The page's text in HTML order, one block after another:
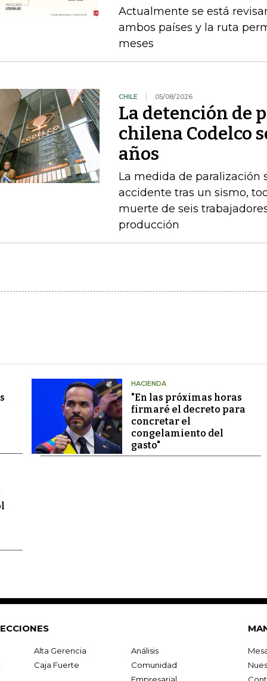
Actualmente se está
ambos países y la ruta
meses
CHILE 05/08/2026
La detención de
chilena Codelco
años
La medida de paralización
accidente tras un sismo,
muerte de seis
producción
HACIENDA
"En las próximas horas
firmaré el decreto para
concretar el
congelamiento del
gasto"
Alta Gerencia
Análisis
Caja Fuerte
Comunidad